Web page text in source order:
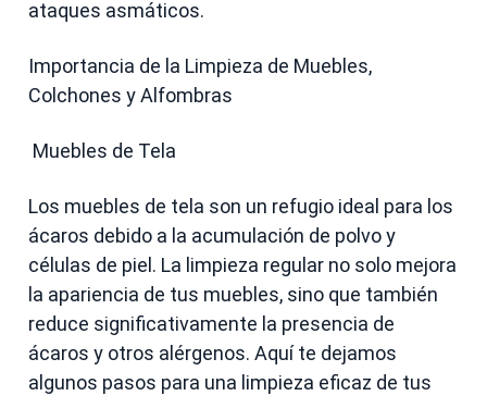
ataques asmáticos.
Importancia de la Limpieza de Muebles,
Colchones y Alfombras
Muebles de Tela
Los muebles de tela son un refugio ideal para los
ácaros debido a la acumulación de polvo y
células de piel. La limpieza regular no solo mejora
la apariencia de tus muebles, sino que también
reduce significativamente la presencia de
ácaros y otros alérgenos. Aquí te dejamos
algunos pasos para una limpieza eficaz de tus